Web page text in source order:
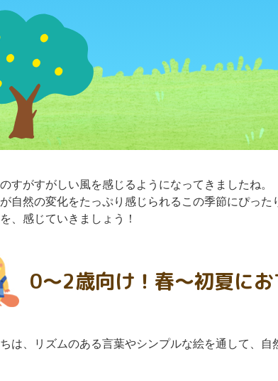
すがすがしい風を感じるようになってきましたね。
自然の変化をたっぷり感じられるこの季節にぴった
、感じていきましょう！
0〜2歳向け！春〜初夏に
は、リズムのある言葉やシンプルな絵を通して、